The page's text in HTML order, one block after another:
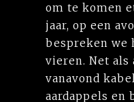
om te komen
jaar, op een
bespreken we
vieren. Net als
vanavond
aardappels en